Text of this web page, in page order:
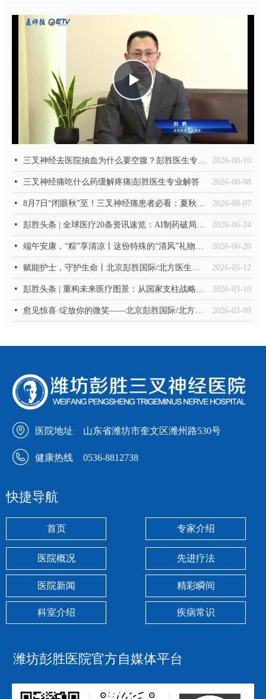
Play
Video
2026-08-10
넷 三叉神经去医院抽血为什么要空腹？彭胜医生专业解答
2026-08-08
넷 三叉神经痛吃什么药缓解疼痛|彭胜医生专业解答
2026-08-07
넷 8月7日“闭眼秋”至！三叉神经痛患者必看：夏秋交替，这份“平安过渡”指南请收好
2026-06-24
넷 彭胜头条 | 全球医疗20条资讯速览：AI制药破局、创新疗法突破、政策持续深化
2026-06-20
넷 端午安康，“粽”享清凉丨这份特殊的“清风”礼物，送给勇敢抗“痛”的你
2026-05-12
넷 赋能护士，守护生命丨北京彭胜国际/北方医生集团2026年护士节温馨礼赞
2026-03-10
넷 彭胜头条 | 重构未来医疗图景：从国家支柱战略到微观临床突破
2026-03-09
넷 愈见惊喜·绽放你的微笑——北京彭胜国际/北方医生集团3.8女神节主题活动温暖落幕
医院地址 山东省潍坊市奎文区潍州路530号
健康热线 0536-8812738
医院概况 先进疗法
医院新闻 精彩瞬间
科室介绍 疾病常识
首页 专家介绍
快捷导航
潍坊彭胜医院官方自媒体平台